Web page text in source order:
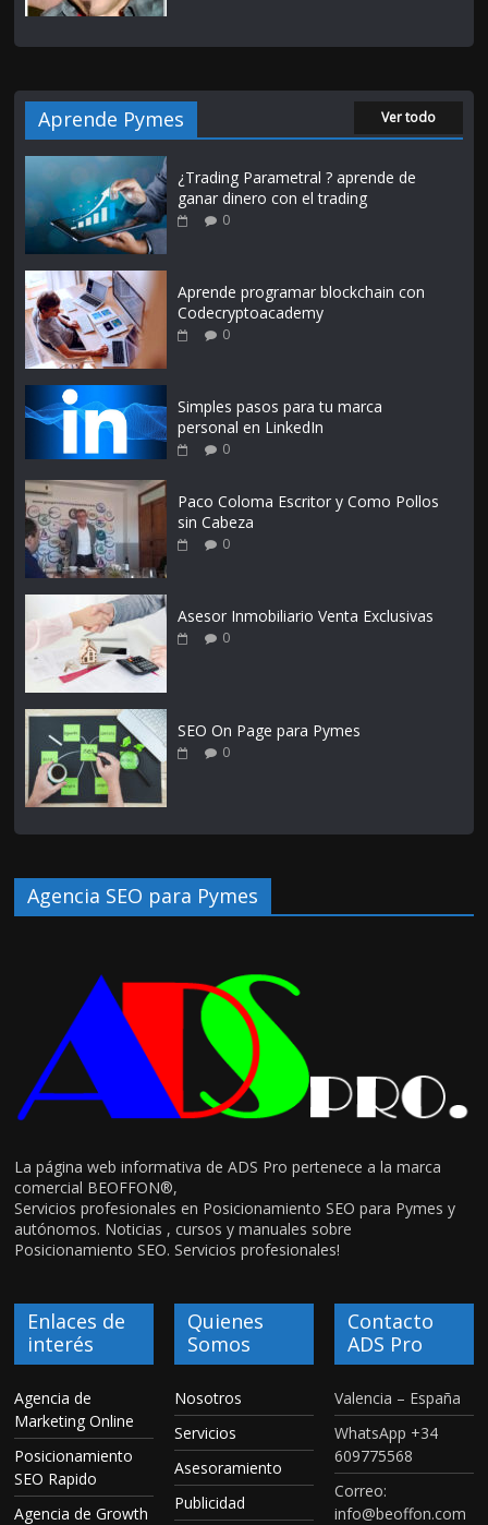
Aprende Pymes Ver todo
¿Trading Parametral ? aprende de
ganar dinero con el trading
0
Aprende programar blockchain con
Codecryptoacademy
0
Simples pasos para tu marca
personal en LinkedIn
0
Paco Coloma Escritor y Como Pollos
sin Cabeza
0
Asesor Inmobiliario Venta Exclusivas
0
SEO On Page para Pymes
0
Agencia SEO para Pymes
La página web informativa de ADS Pro pertenece a la marca
comercial BEOFFON®,
Servicios profesionales en Posicionamiento SEO para Pymes y
autónomos. Noticias , cursos y manuales sobre
Posicionamiento SEO. Servicios profesionales!
Enlaces de
interés
Agencia de
Marketing Online
Posicionamiento
SEO Rapido
Agencia de Growth
Quienes
Somos
Nosotros
Servicios
Asesoramiento
Publicidad
Contacto
ADS Pro
Valencia – España
WhatsApp +34
609775568
Correo:
info@beoffon.com